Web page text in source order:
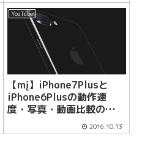
YouTube
【mį】iPhone7Plusと
iPhone6Plusの動作速
度・写真・動画比較の
2016.10.13